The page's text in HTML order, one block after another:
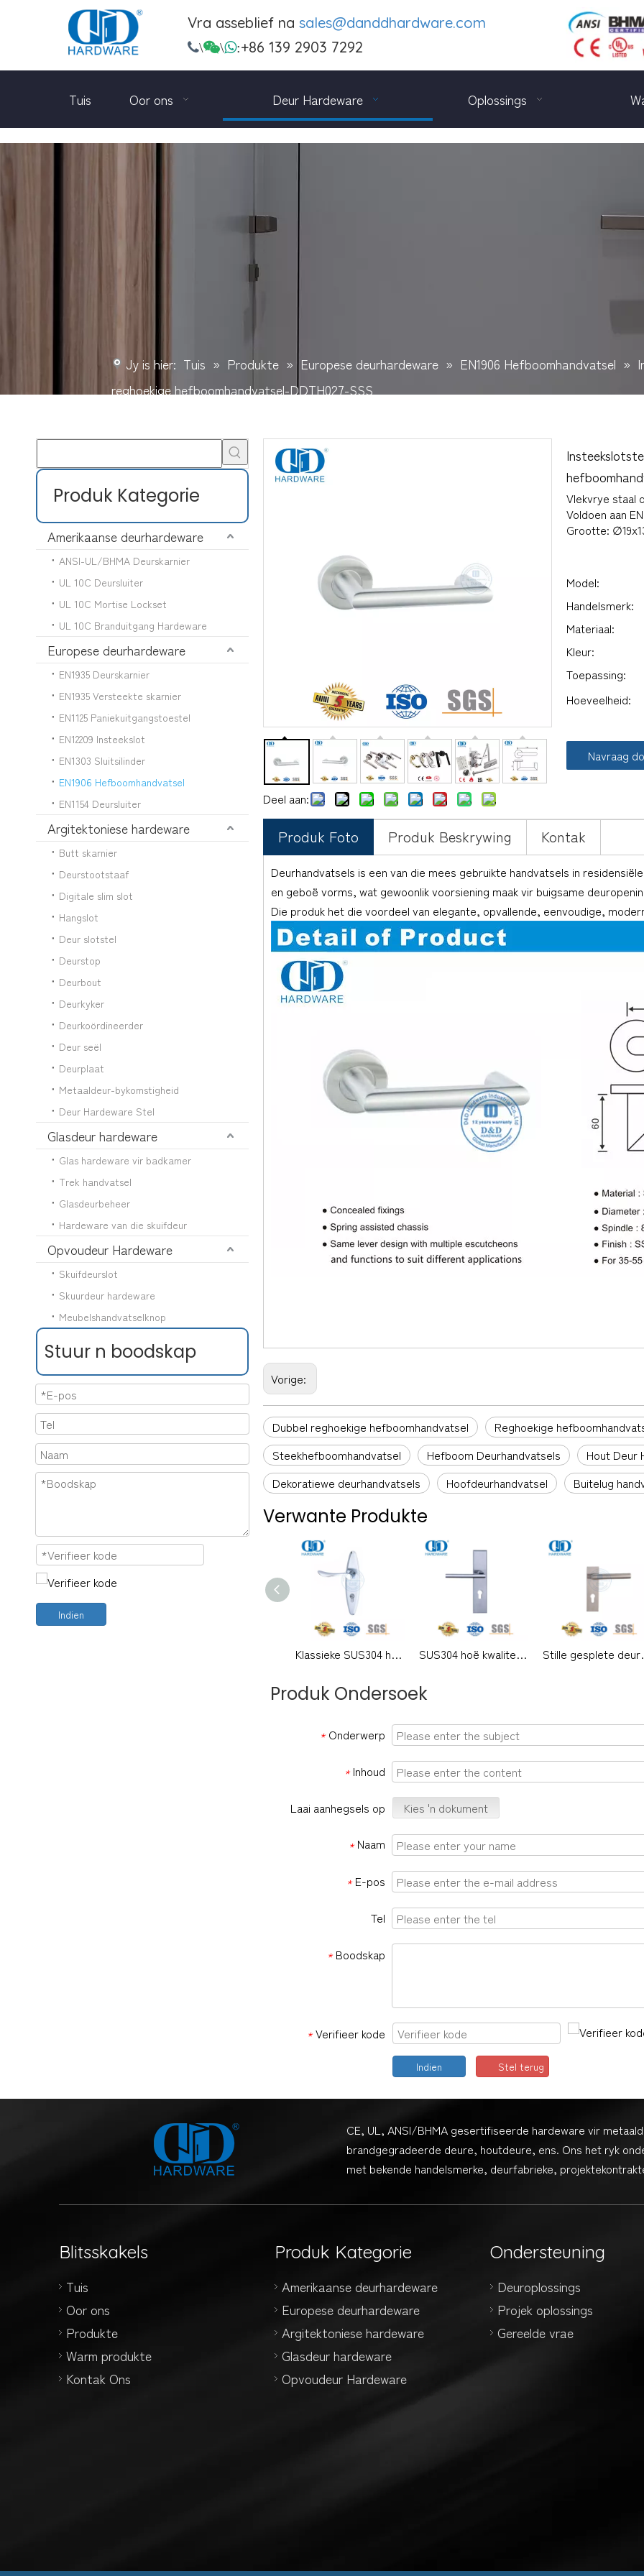
Vra asseblief na sales@danddhardware.com
\\:+86 139 2903 7292
Tuis Oor ons Deur Hardeware Oplossings
Jy is hier: Tuis » Produkte » Europese deurhardeware » EN1906 Hefboomhandvatsel »
reghoekige hefboomhandvatsel-DDTH027-SSS
Produk Kategorie
Amerikaanse deurhardeware
ANSI-UL/BHMA Deurskarnier
UL 10C Deursluiter
UL 10C Mortise Lockset
UL 10C Branduitgang Hardeware
Europese deurhardeware
EN1935 Deurskarnier
EN1935 Versteekte skarnier
EN1125 Paniekuitgangstoestel
EN12209 Insteekslot
EN1303 Sluitsilinder
EN1906 Hefboomhandvatsel
EN1154 Deursluiter
Argitektoniese hardeware
Butt skarnier
Deurstootstaaf
Digitale slim slot
Hangslot
Deur slotstel
Deurstop
Deurbout
Deurkyker
Deurkoördineerder
Deur seël
Deurplaat
Metaaldeur-bykomstigheid
Deur Hardeware Stel
Glasdeur hardeware
Glas hardeware vir badkamer
Trek handvatsel
Glasdeurbeheer
Hardeware van die skuifdeur
Opvoudeur Hardeware
Skuifdeurslot
Skuurdeur hardeware
Meubelshandvatselknop
Stuur n boodskap
Indien
Deel aan:
Vlekvrye staal
Voldoen aan
Grootte:
Model:
Handelsmerk:
Materiaal:
Kleur:
Toepassing:
Hoeveelheid:
Navraag
Produk Foto Produk Beskrywing Kontak
Deurhandvatsels is een van die mees gebruikte handvatsels in
en geboë vorms, wat gewoonlik voorsiening maak vir buigsame
Die produk het die voordeel van elegante, opvallende, eenvoudige,
Vorige:
Dubbel reghoekige hefboomhandvatsel Reghoekige
Steekhefboomhandvatsel
Hefboom Deurhandvatsels Hout Deur
Dekoratiewe deurhandvatsels
Hoofdeurhandvatsel Buitelug
Verwante Produkte
Klassieke SUS304 hoë kwaliteit moderne buitedeur soliede handvatsels hefboom met agterplaat-DDLP002 SUS304 hoë kwaliteit moderne hefboomhandvatsel met plaat vir kantoordeur-DDLP001 Stille gesplete
Produk Ondersoek
* Onderwerp
* Inhoud
Laai aanhegsels op Kies 'n dokument
* Naam
* E-pos
Tel
* Boodskap
* Verifieer kode
Indien Stel terug
CE, UL, ANSI/BHMA gesertifiseerde hardeware vir
brandgegradeerde deure, houtdeure, ens. Ons het ryk
met bekende handelsmerke, deurfabrieke,
Blitsskakels
Tuis
Oor ons
Produkte
Warm produkte
Kontak Ons
Produk Kategorie
Amerikaanse deurhardeware
Europese deurhardeware
Argitektoniese hardeware
Glasdeur hardeware
Opvoudeur Hardeware
Ondersteuning
Deuroplossings
Projek oplossings
Gereelde vrae